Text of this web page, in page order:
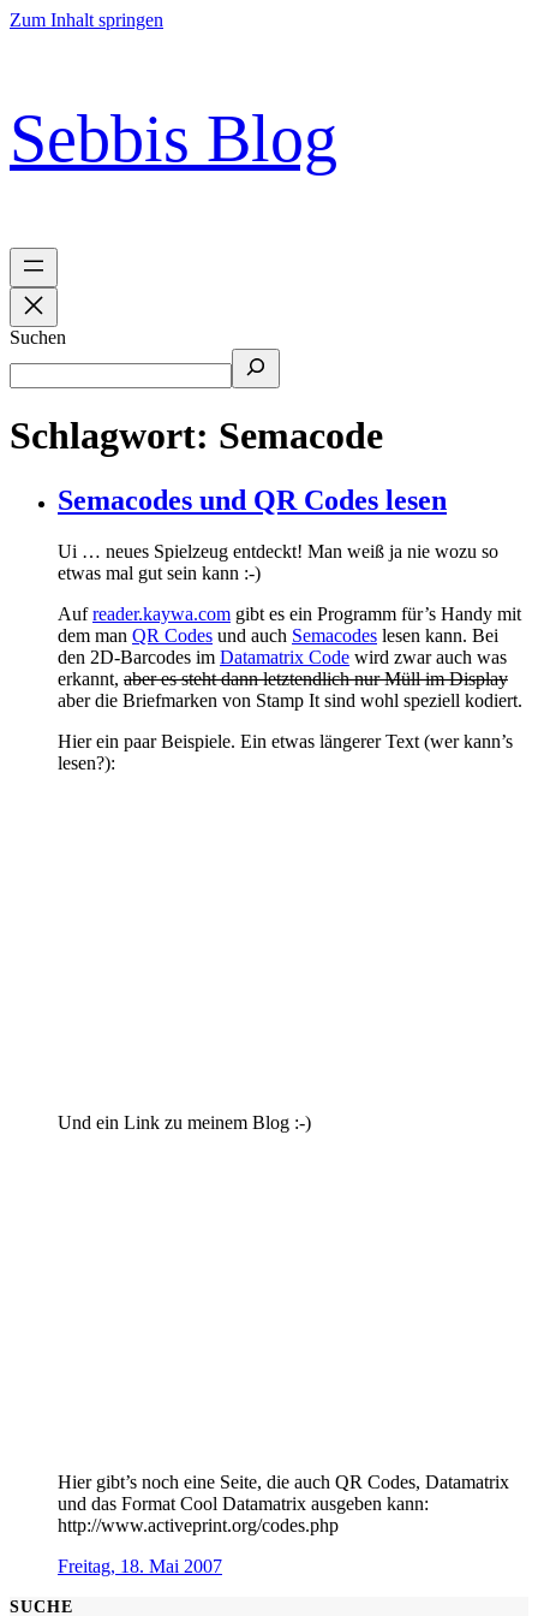
Zum Inhalt springen
Sebbis Blog
Suchen
Schlagwort: Semacode
Semacodes und QR Codes lesen
Ui … neues Spielzeug entdeckt! Man weiß ja nie wozu so
etwas mal gut sein kann :-)
Aufreader.kaywa.com gibt es ein Programm für’s Handy mit
dem man QR Codes und auch Semacodes lesen kann. Bei
den 2D-Barcodes im Datamatrix Code wird zwar auch was
erkannt, aber es steht dann letztendlich nur Müll im Display
aber die Briefmarken von Stamp It sind wohl speziell kodiert.
Hier ein paar Beispiele. Ein etwas längerer Text (wer kann’s
lesen?):
Und ein Link zu meinem Blog :-)
Hier gibt’s noch eine Seite, die auch QR Codes, Datamatrix
und das Format Cool Datamatrix ausgeben kann:
http://www.activeprint.org/codes.php
Freitag, 18. Mai 2007
SUCHE